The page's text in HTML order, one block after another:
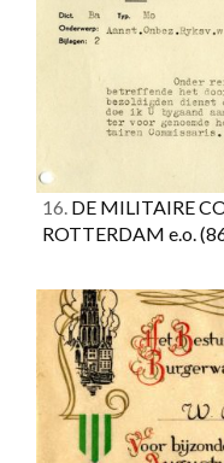
16. DE MILITAIRE
ROTTERDAM e.o.